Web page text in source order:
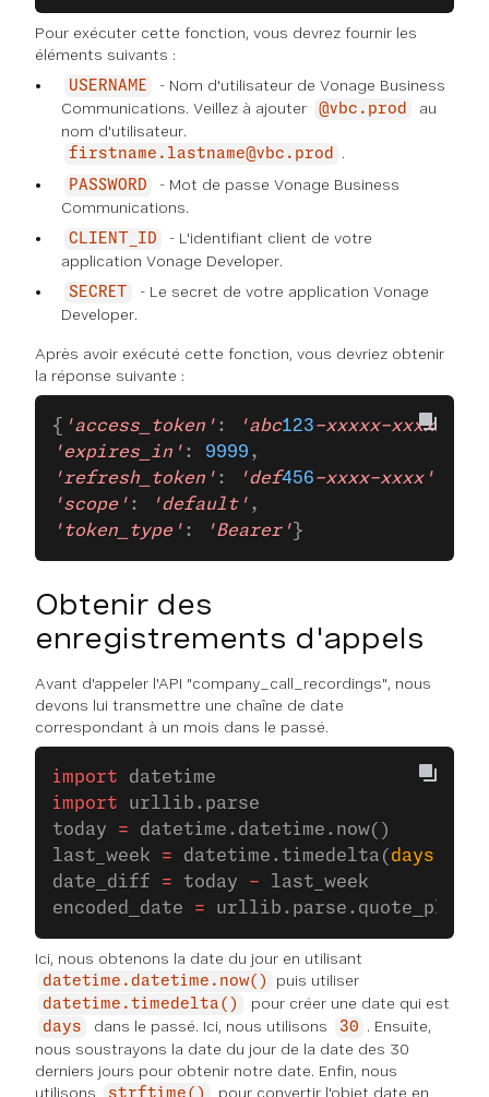
Pour exécuter cette fonction, vous devrez fournir les
éléments suivants :
USERNAME
- Nom d'utilisateur de Vonage Business
Communications. Veillez à ajouter
@vbc.prod
au
nom d'utilisateur.
firstname.lastname@vbc.prod .
PASSWORD
- Mot de passe Vonage Business
Communications.
CLIENT_ID
- L'identifiant client de votre
application Vonage Developer.
SECRET
- Le secret de votre application Vonage
Developer.
Après avoir exécuté cette fonction, vous devriez obtenir
la réponse suivante :
{ 'access_token' : 'abc123-xxxxx-xxxxx'
'expires_in' : 9999 ,
'refresh_token' : 'def456-xxxx-xxxx'
'scope' : 'default' ,
'token_type' : 'Bearer' }
Obtenir des
enregistrements d'appels
Avant d'appeler l'API "company_call_recordings", nous
devons lui transmettre une chaîne de date
correspondant à un mois dans le passé.
import datetime
import urllib.parse
today = datetime.datetime.now()
last_week = datetime.timedelta( days
date_diff = today - last_week
encoded_date =
Ici, nous obtenons la date du jour en utilisant
datetime.datetime.now() puis utiliser
datetime.timedelta() pour créer une date qui est
days dans le passé. Ici, nous utilisons 30
. Ensuite,
nous soustrayons la date du jour de la date des 30
derniers jours pour obtenir notre date. Enfin, nous
utilisons
strftime() pour convertir l'objet date en